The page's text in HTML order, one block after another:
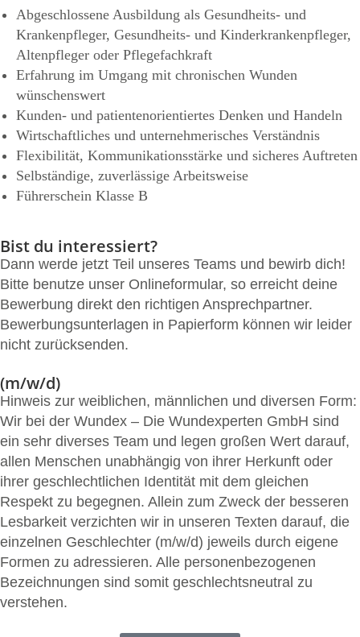
Abgeschlossene Ausbildung als Gesundheits- und
Krankenpfleger, Gesundheits- und Kinderkrankenpfleger,
Altenpfleger oder Pflegefachkraft
Erfahrung im Umgang mit chronischen Wunden
wünschenswert
Kunden-­ und patientenorientiertes Denken und Handeln
Wirtschaftliches und unternehmerisches Verständnis
Flexibilität, Kommunikationsstärke und sicheres Auftreten
Selbständige, zuverlässige Arbeitsweise
Führerschein Klasse B
Bist du interessiert?
Dann werde jetzt Teil unseres Teams und bewirb dich!
Bitte benutze unser Onlineformular, so erreicht deine
Bewerbung direkt den richtigen Ansprechpartner.
Bewerbungsunterlagen in Papierform können wir leider
nicht zurücksenden.
(m/w/d)
Hinweis zur weiblichen, männlichen und diversen Form:
Wir bei der Wundex – Die Wundexperten GmbH sind
ein sehr diverses Team und legen großen Wert darauf,
allen Menschen unabhängig von ihrer Herkunft oder
ihrer geschlechtlichen Identität mit dem gleichen
Respekt zu begegnen. Allein zum Zweck der besseren
Lesbarkeit verzichten wir in unseren Texten darauf, die
einzelnen Geschlechter (m/w/d) jeweils durch eigene
Formen zu adressieren. Alle personenbezogenen
Bezeichnungen sind somit geschlechtsneutral zu
verstehen.